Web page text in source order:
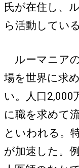
氏が在住し、
ら活動している
ルーマニア
場を世界に求
い。人口2,000
に職を求めて
といわれる。
が加速した。